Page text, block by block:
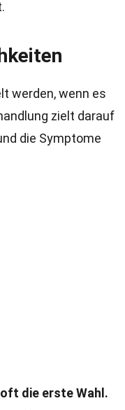
werden, wenn es
zielt darauf
die Symptome
die erste Wahl.